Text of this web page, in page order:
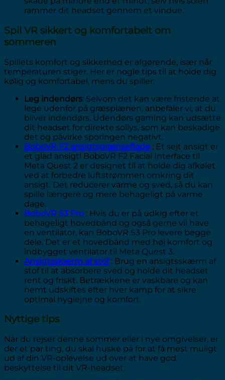
rammer dit headset gennem et vindue.
Spil VR sikkert og komfortabelt om
sommeren
Spillets komfort og sikkerhed er afgørende, især når
temperaturen stiger. Her er nogle tips til at holde dig
kølig og komfortabel, mens du spiller:
Leg indendørs: Selvom det kan være fristende at
lege udenfor på græsplænen, anbefaler vi, at du
bliver indendørs. Udendørs gaming kan udsætte
dit headset for direkte sollys, som kan beskadige
det og påvirke sporingen negativt.
BoboVR F2 ansigtsgrænseflade : Et sejt ansigt er
et glad ansigt! BoboVR F2 Facial Interface til
Meta Quest 2 er designet til at holde dig afkølet
ved at forbedre luftstrømmen omkring dit
ansigt. Det reducerer varme og sved, så du kan
spille længere og mere behageligt på varme
dage.
BoboVR S3 Pro : Hvis du er på udkig efter et
behageligt hovedbånd og også gerne vil have
en ventilator, kan BoboVR S3 Pro levere begge
dele. Det er et hovedbånd med høj komfort og
indbygget ventilator til Meta Quest 3.
Ansigtsskærm af stof : Brug en ansigtsskærm af
stof til at absorbere sved og holde dit headset
rent og friskt. Betrækkene er vaskbare og kan
nemt udskiftes efter hver kamp for at sikre
optimal hygiejne og komfort.
Nyttige tips
Når du rejser denne sommer eller i nye omgivelser, er
der et par ting, du skal huske på for at få mest muligt
ud af din VR-oplevelse ud over at have god
beskyttelse til dit VR-headset: